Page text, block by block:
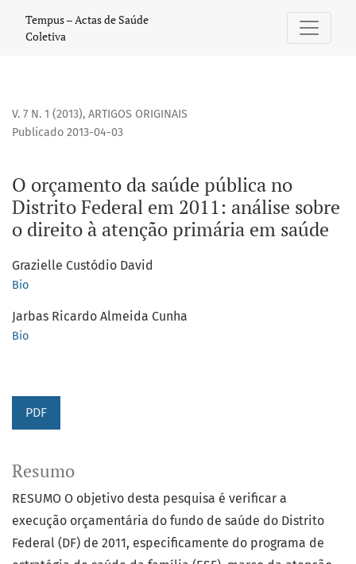
O orçamento da saúde pública no Distrito Federal em
Tempus – Actas de Saúde
Coletiva
V. 7 N. 1 (2013), ARTIGOS ORIGINAIS
O orçamento da saúde pública no
Distrito Federal em 2011: análise sobre
o direito à atenção primária em saúde
Publicado 2013-04-03
Grazielle Custódio David
Bio
Jarbas Ricardo Almeida Cunha
Bio
PDF
Resumo
RESUMO O objetivo desta pesquisa é verificar a
execução orçamentária do fundo de saúde do Distrito
Federal (DF) de 2011, especificamente do programa de